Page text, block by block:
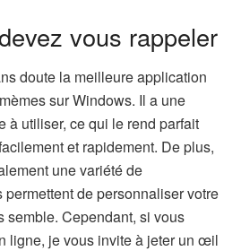
vous rappeler
doute la meilleure application
sur Windows. Il a une
à utiliser, ce qui le rend parfait
et rapidement. De plus,
une variété de
de personnaliser votre
semble. Cependant, si vous
ligne, je vous invite à jeter un œil